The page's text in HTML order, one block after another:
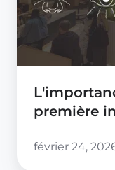
de
la
première
impression
première
février 24,